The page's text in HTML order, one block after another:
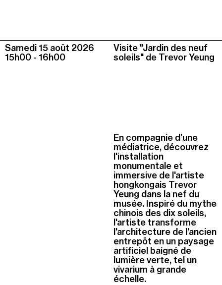
Samedi 15 août 2026
15h00 - 16h00
Visite "Jardin des neuf
soleils" de Trevor Yeung
En compagnie d’une
médiatrice, découvrez
l'installation
monumentale et
immersive de l'artiste
hongkongais Trevor
Yeung dans la nef du
musée. Inspiré du mythe
chinois des dix soleils,
l'artiste transforme
l'architecture de l'ancien
entrepôt en un paysage
artificiel baigné de
lumière verte, tel un
vivarium à grande
échelle.